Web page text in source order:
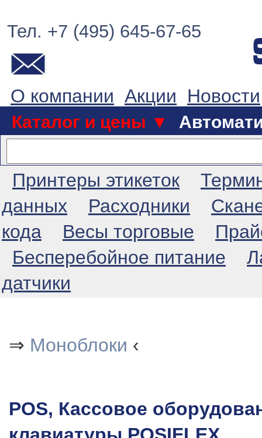
Тел. +7 (495) 645-67-65
О компании Акции Новости
Каталог и цены ▼
Принтеры этикеток
данных
Расходники
кода
Весы торговые
Бесперебойное питание
датчики
⇒ Моноблоки ‹
POS, Кассовое